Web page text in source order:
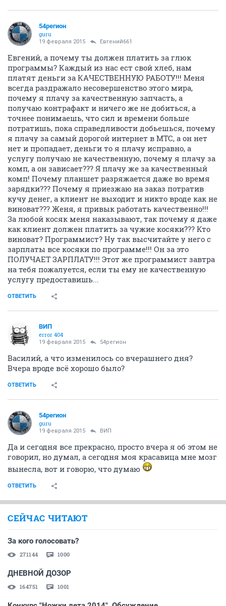
54регион
guru
19 февраля 2015 Евгений661
Евгений, а почему ты должен платить за глюк
программы? Каждый из нас ест свой хлеб, нам
платят деньги за КАЧЕСТВЕННУЮ РАБОТУ!!! Меня
всегда раздражало несовершенство этого мира,
почему я плачу за качественную запчасть, а
получаю контрафакт и ничего же не добиться, а
точнее понимаешь, что сил и времени больше
потратишь, пока справедливости добьешься, почему
я плачу за самый дорогой интернет в МТС, а он нет
нет и пропадает, деньги то я плачу исправно, а
услугу получаю не качественную, почему я плачу за
комп, а он зависает??? Я плачу же за качественный
комп! Почему планшет разряжается даже во время
зарядки??? Почему я приезжаю на заказ потратив
кучу денег, а клиент не выходит и никто вроде как не
виноват??? Женя, я привык работать качественно!!!
За любой косяк меня наказывают, так почему я даже
как клиент должен платить за чужие косяки??? Кто
виноват? Программист? Ну так высчитайте у него с
зарплаты все косяки по программе!!! Он за это
ПОЛУЧАЕТ ЗАРПЛАТУ!!! Этот же программист завтра
на тебя пожалуется, если ты ему не качественную
услугу предоставишь...
ОТВЕТИТЬ
ВИП
error 404
19 февраля 2015 54регион
Василий, а что изменилось со вчерашнего дня?
Вчера вроде всё хорошо было?
ОТВЕТИТЬ
54регион
guru
19 февраля 2015 ВИП
Да и сегодня все прекрасно, просто вчера я об этом не
говорил, но думал, а сегодня моя красавица мне мозг
вынесла, вот и говорю, что думаю
ОТВЕТИТЬ
СЕЙЧАС ЧИТАЮТ
За кого голосовать?
271144 1000
ДНЕВНОЙ ДОЗОР
164751 1001